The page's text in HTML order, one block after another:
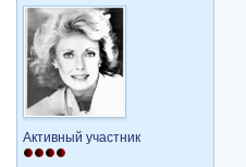
Активный участник